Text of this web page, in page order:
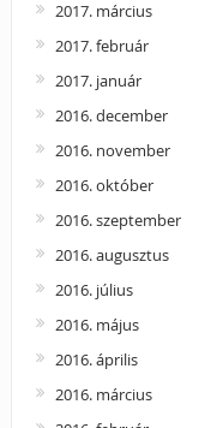
2017. március
2017. február
2017. január
2016. december
2016. november
2016. október
2016. szeptember
2016. augusztus
2016. július
2016. május
2016. április
2016. március